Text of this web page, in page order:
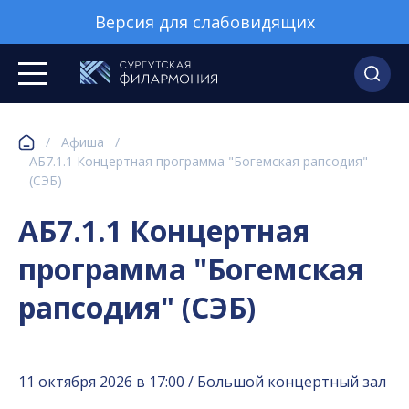
Версия для слабовидящих
/ Афиша
/
АБ7.1.1 Концертная программа "Богемская рапсодия"
(СЭБ)
АБ7.1.1 Концертная
программа "Богемская
рапсодия" (СЭБ)
11 октября 2026 в 17:00 / Большой концертный зал